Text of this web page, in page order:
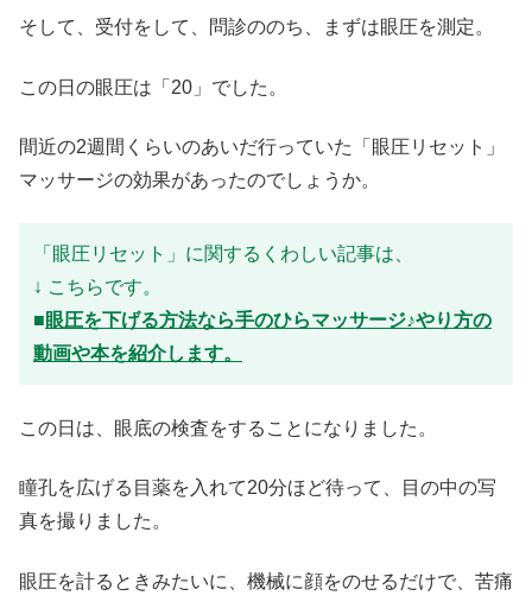
そして、受付をして、問診ののち、まずは眼圧を測定。
この日の眼圧は「20」でした。
間近の2週間くらいのあいだ行っていた「眼圧リセット」
マッサージの効果があったのでしょうか。
「眼圧リセット」に関するくわしい記事は、
↓ こちらです。
■眼圧を下げる方法なら手のひらマッサージ♪やり方の
動画や本を紹介します。
この日は、眼底の検査をすることになりました。
瞳孔を広げる目薬を入れて20分ほど待って、目の中の写
真を撮りました。
眼圧を計るときみたいに、機械に顔をのせるだけで、苦痛